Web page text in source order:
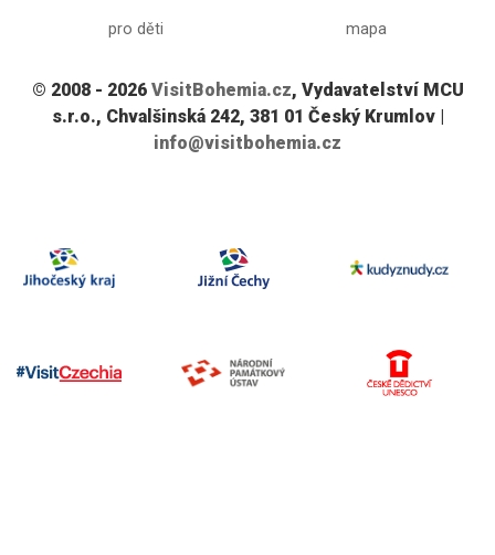
pro děti mapa
© 2008 - 2026 VisitBohemia.cz, Vydavatelství MCU
s.r.o., Chvalšinská 242, 381 01 Český Krumlov |
info@visitbohemia.cz